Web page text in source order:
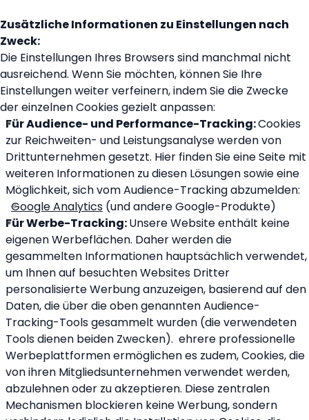
Zusätzliche Informationen zu Einstellungen nach
Zweck:
Die Einstellungen Ihres Browsers sind manchmal nicht
ausreichend. Wenn Sie möchten, können Sie Ihre
Einstellungen weiter verfeinern, indem Sie die Zwecke
der einzelnen Cookies gezielt anpassen:
Für Audience- und Performance-Tracking:Cookies
zur Reichweiten- und Leistungsanalyse werden von
Drittunternehmen gesetzt. Hier finden Sie eine Seite mit
weiteren Informationen zu diesen Lösungen sowie eine
Möglichkeit, sich vom Audience-Tracking abzumelden:
Google Analytics (und andere Google-Produkte)
Für Werbe-Tracking:Unsere Website enthält keine
eigenen Werbeflächen. Daher werden die
gesammelten Informationen hauptsächlich verwendet,
um Ihnen auf besuchten Websites Dritter
personalisierte Werbung anzuzeigen, basierend auf den
Daten, die über die oben genannten Audience-
Tracking-Tools gesammelt wurden (die verwendeten
Tools dienen beiden Zwecken). ehrere professionelle
Werbeplattformen ermöglichen es zudem, Cookies, die
von ihren Mitgliedsunternehmen verwendet werden,
abzulehnen oder zu akzeptieren. Diese zentralen
Mechanismen blockieren keine Werbung, sondern